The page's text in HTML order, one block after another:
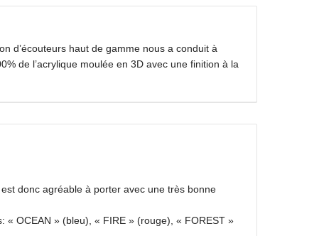
les indésirables.
En savoir plus sur la façon dont les
d’écouteurs haut de gamme nous a conduit à
de l’acrylique moulée en 3D avec une finition à la
donc agréable à porter avec une très bonne
« OCEAN » (bleu), « FIRE » (rouge), « FOREST »